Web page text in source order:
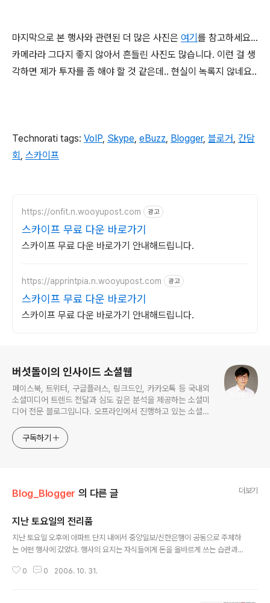
마지막으로 본 행사와 관련된 더 많은 사진은 여기를 참고하세요...
카메라라 그다지 좋지 않아서 흔들린 사진도 많습니다. 이런 걸 생
각하면 제가 투자를 좀 해야 할 것 같은데.. 현실이 녹록지 않네요..
Technorati tags: VoIP, Skype, eBuzz, Blogger, 블로거, 간담
회, 스카이프
https://onfit.n.wooyupost.com 광고
스카이프 무료 다운 바로가기
스카이프 무료 다운 바로가기 안내해드립니다.
https://apprintpia.n.wooyupost.com 광고
스카이프 무료 다운 바로가기
스카이프 무료 다운 바로가기 안내해드립니다.
버섯돌이의 인사이드 소셜웹
페이스북, 트위터, 구글플러스, 링크드인, 카카오톡 등 국내외
소셜미디어 트렌드 전달과 심도 깊은 분석을 제공하는 소셜미
디어 전문 블로그입니다. 오프라인에서 진행하고 있는 소셜미
구독하기
Blog_Blogger 의 다른 글 더보기
지난 토요일의 전리품
지난 토요일 오후에 아파트 단지 내에서 중앙일보/신한은행이 공동으로 주체하
는 어떤 행사에 갔었다. 행사의 요지는 자식들에게 돈을 올바르게 쓰는 습관과
재 고2인데, 벌써 2,000만원이나 모았다고 한다 지금까지 우리 아들이 명절 또
0 0 2006. 10. 31.